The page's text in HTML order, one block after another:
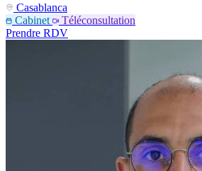
Casablanca
Cabinet
Téléconsultation
Prendre RDV